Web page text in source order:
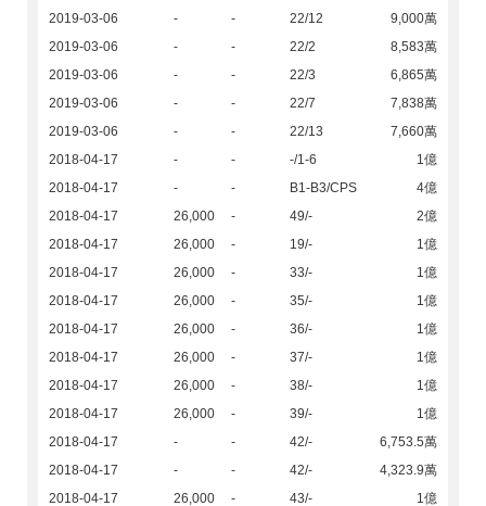
2019-03-06 - - 22/12
9,000萬
2019-03-06
- - 22/2
8,583萬
2019-03-06
- - 22/3
6,865萬
2019-03-06
- - 22/7
7,838萬
2019-03-06
- - 22/13
7,660萬
2018-04-17
- - -/1-6
1億
2018-04-17
- - B1-B3/CPS
4億
2018-04-17
26,000 - 49/-
2億
2018-04-17
26,000 - 19/-
1億
2018-04-17
26,000 - 33/-
1億
2018-04-17
26,000 - 35/-
1億
2018-04-17
26,000 - 36/-
1億
2018-04-17
26,000 - 37/-
1億
2018-04-17
26,000 - 38/-
1億
2018-04-17
26,000 - 39/-
1億
2018-04-17
- - 42/-
6,753.5萬
2018-04-17
- - 42/-
4,323.9萬
2018-04-17
26,000 - 43/-
1億